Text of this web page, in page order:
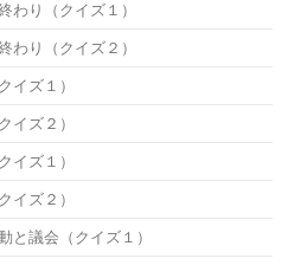
わり（クイズ１）
わり（クイズ２）
イズ１）
イズ２）
イズ１）
イズ２）
と議会（クイズ１）